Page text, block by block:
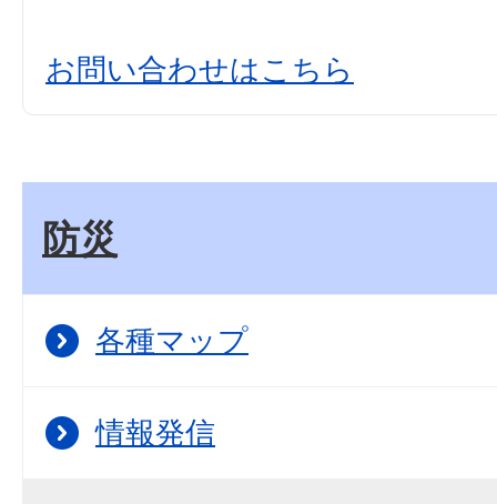
お問い合わせはこちら
防災
各種マップ
情報発信